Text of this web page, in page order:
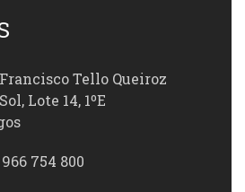
Tello Queiroz
Lote 14, 1ºE
754 800